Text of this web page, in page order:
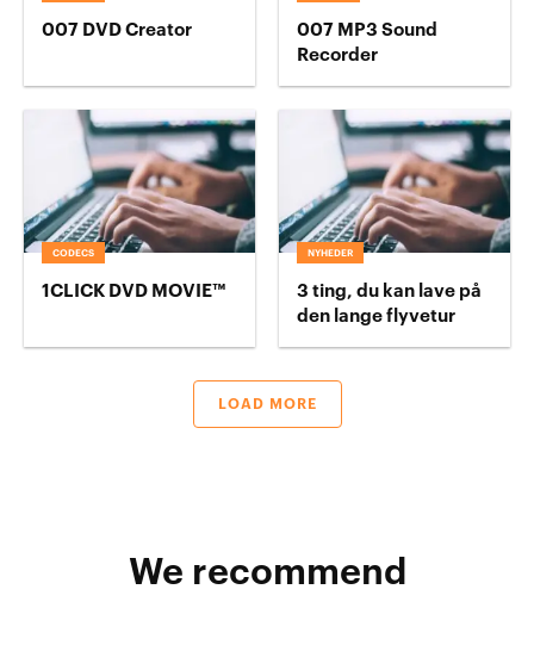
007 DVD Creator
007 MP3 Sound
Recorder
CODECS
1CLICK DVD MOVIE™
NYHEDER
3 ting, du kan lave på
den lange flyvetur
LOAD MORE
We recommend